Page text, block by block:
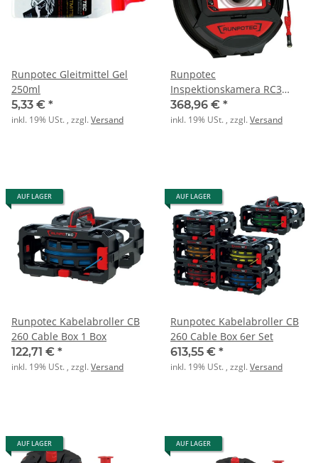
Runpotec Gleitmittel Gel
250ml
5,33 € *
inkl. 19% USt. , zzgl.Versand
Runpotec
Inspektionskamera RC3
(digital) - 15 m
368,96 € *
inkl. 19% USt. , zzgl.Versand
AUF LAGER
Runpotec Kabelabroller CB
260 Cable Box 1 Box
122,71 € *
inkl. 19% USt. , zzgl.Versand
AUF LAGER
Runpotec Kabelabroller CB
260 Cable Box 6er Set
613,55 € *
inkl. 19% USt. , zzgl.Versand
AUF LAGER AUF LAGER